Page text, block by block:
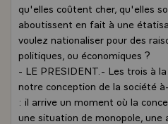
qu'elles coûtent cher, qu'elles
aboutissent en fait à une
voulez nationaliser pour des
politiques, ou économiques ?
- LE PRESIDENT.- Les trois à
notre conception de la société
: il arrive un moment où la
une situation de monopole, une